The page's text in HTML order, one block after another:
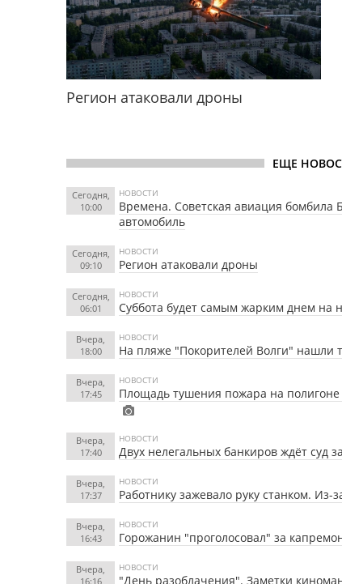
Регион атаковали дроны
ЕЩЕ
Сегодня,
10:00
НОВОСТИ
Времена. Советская авиация бомбила
автомобиль
Сегодня,
09:10
НОВОСТИ
Регион атаковали дроны
Сегодня,
06:01
НОВОСТИ
Суббота будет самым жарким днем на
Вчера,
18:00
НОВОСТИ
На пляже "Покорителей Волги" нашли
Вчера,
17:45
НОВОСТИ
Площадь тушения пожара на
Вчера,
17:40
НОВОСТИ
Двух нелегальных банкиров ждёт суд
Вчера,
17:37
НОВОСТИ
Работнику зажевало руку станком.
Вчера,
16:43
НОВОСТИ
Горожанин "проголосовал" за
Вчера,
16:16
НОВОСТИ
"День разоблачения". Заметки